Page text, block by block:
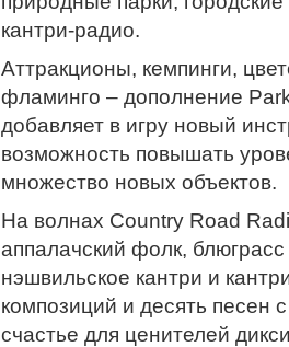
кантри-радио.
Аттракционы, кемпинги,
фламинго – дополнение
добавляет в игру новый
возможность повышать
множество новых объектов.
На волнах Country Road
аппалачский фолк,
нэшвильское кантри и
композиций и десять песен
счастье для ценителей